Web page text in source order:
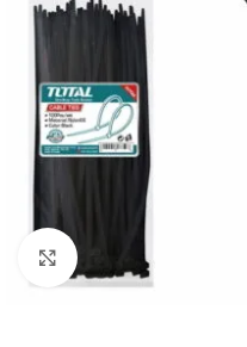
Click to enlarge